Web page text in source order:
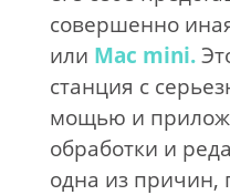
совершенно
или Mac mini.
станция с
мощью и
обработки и
одна из причин,